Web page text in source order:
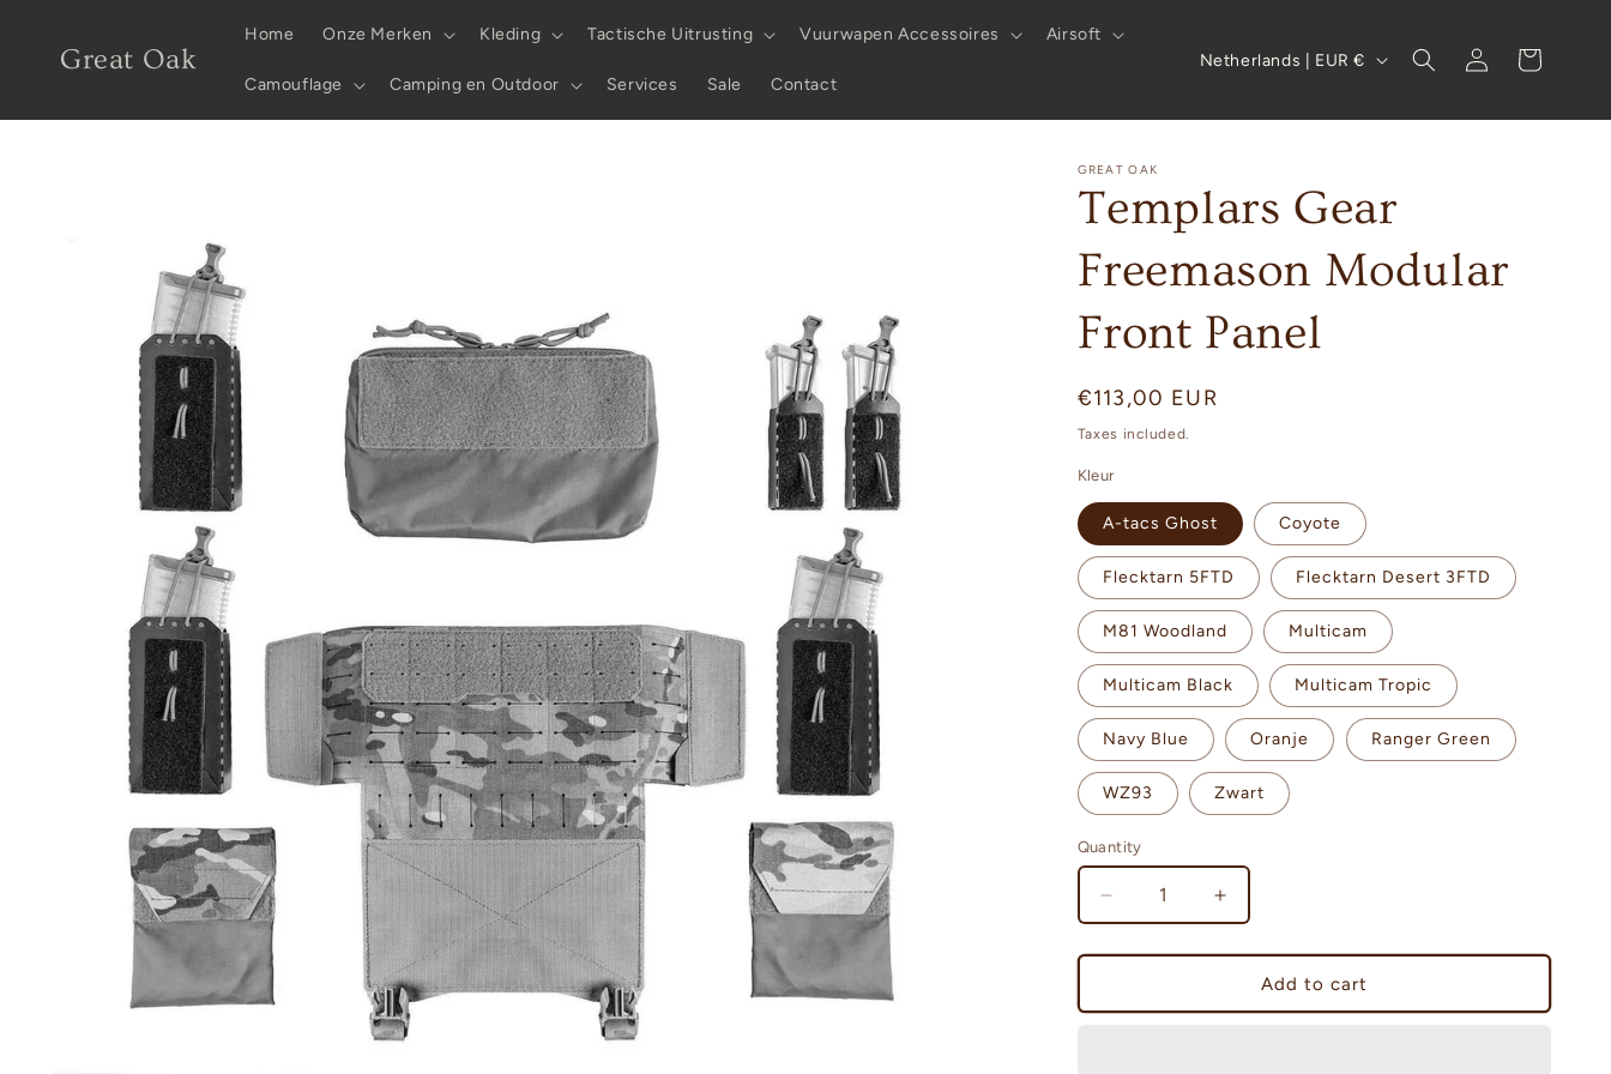
Great Oak
Home Onze Merken Kleding Tactische Uitrusting Vuurwapen Accessoires Airsoft
Camouflage Camping en Outdoor Services Sale Contact
C
u
t
r
y
/
r
e
g
o
n
Netherlands | EUR €
Log
in
Cart
GREAT OAK
Templars Gear
Freemason Modular
Front Panel
Regular
price
€113,00 EUR
Taxes included.
Kleur
A-tacs Ghost Coyote
Flecktarn 5FTD Flecktarn Desert 3FTD
M81 Woodland Multicam
Multicam Black Multicam Tropic
Navy Blue Oranje Ranger Green
WZ93 Zwart
Quantity
Decrease
quantity
for
Gear
Increase
quantity
for
Templars
Gear
Add to cart